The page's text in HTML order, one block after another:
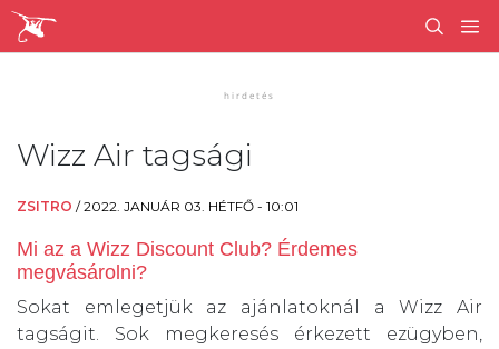
Wizz Air tagsági
ZSITRO /2022. JANUÁR 03. HÉTFŐ - 10:01
Mi az a Wizz Discount Club? Érdemes
megvásárolni?
Sokat emlegetjük az ajánlatoknál a Wizz Air
tagságit. Sok megkeresés érkezett ezügyben,